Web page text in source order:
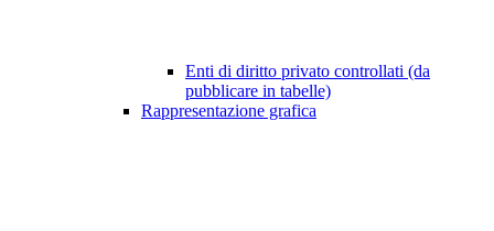
Enti di diritto privato controllati (da
pubblicare in tabelle)
Rappresentazione grafica